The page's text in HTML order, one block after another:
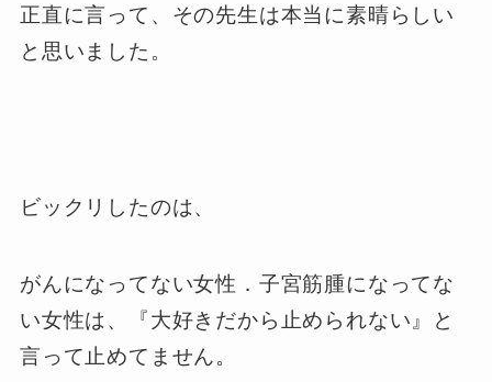
正直に言って、その先生は本当に素晴らしい
と思いました。
ビックリしたのは、
がんになってない女性．子宮筋腫になってな
い女性は、『大好きだから止められない』と
言って止めてません。